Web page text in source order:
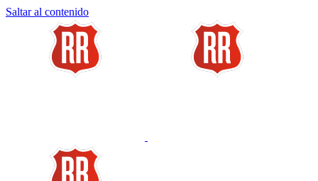
Saltar al contenido